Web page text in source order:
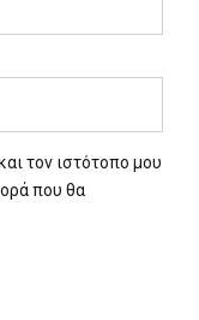
τον ιστότοπο μου
που θα